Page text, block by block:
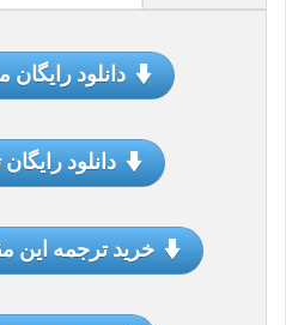
دانلود
دانلود
خرید ترجمه این